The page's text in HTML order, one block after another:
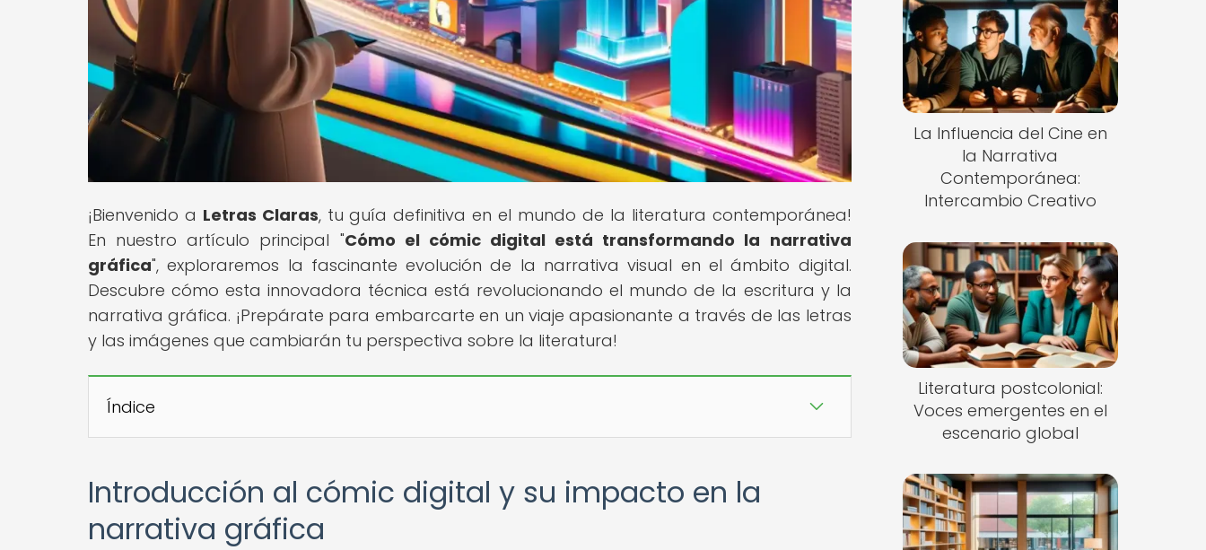
¡Bienvenido a Letras Claras, tu guía definitiva en el mundo de la literatura contemporánea!
En nuestro artículo principal "Cómo el cómic digital está transformando la narrativa
gráfica", exploraremos la fascinante evolución de la narrativa visual en el ámbito digital.
Descubre cómo esta innovadora técnica está revolucionando el mundo de la escritura y la
narrativa gráfica. ¡Prepárate para embarcarte en un viaje apasionante a través de las letras
y las imágenes que cambiarán tu perspectiva sobre la literatura!
Índice
Introducción al cómic digital y su impacto en la
narrativa gráfica
La Influencia del Cine en
la Narrativa
Contemporánea:
Intercambio Creativo
Literatura postcolonial:
Voces emergentes en el
escenario global